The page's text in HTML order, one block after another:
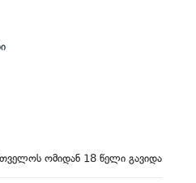
ომიდან 18 წელი გავიდა